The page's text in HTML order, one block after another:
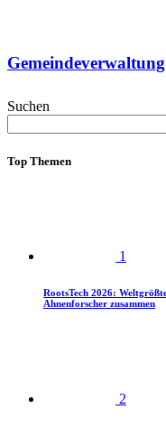
Suchen
Top Themen
1
RootsTech 2026:
Ahnenforscher zusammen
2